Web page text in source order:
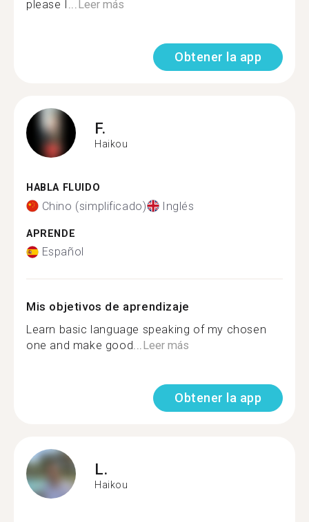
please I...Leer más
Obtener la app
F.
Haikou
HABLA FLUIDO
Chino (simplificado) Inglés
APRENDE
Español
Mis objetivos de aprendizaje
Learn basic language speaking of my chosen
one and make good...Leer más
Obtener la app
L.
Haikou